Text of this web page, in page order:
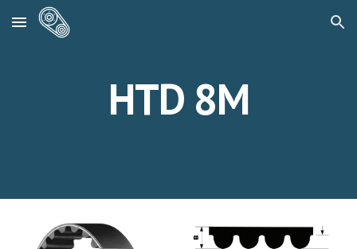
Skip to main content Skip to navigation
HTD 8M